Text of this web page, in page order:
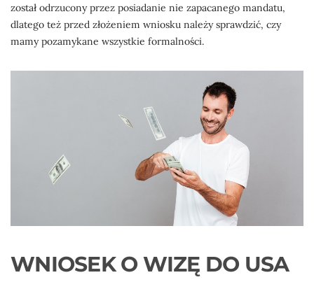
został odrzucony przez posiadanie nie zapacanego mandatu,
dlatego też przed złożeniem wniosku należy sprawdzić, czy
mamy pozamykane wszystkie formalności.
WNIOSEK O WIZĘ DO USA